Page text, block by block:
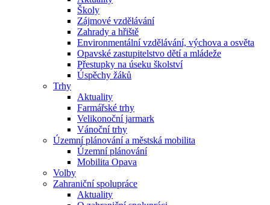
Školy
Zájmové vzdělávání
Zahrady a hřiště
Environmentální vzdělávání, výchova a osvěta
Opavské zastupitelstvo dětí a mládeže
Přestupky na úseku školství
Úspěchy žáků
Trhy
Aktuality
Farmářské trhy
Velikonoční jarmark
Vánoční trhy
Územní plánování a městská mobilita
Územní plánování
Mobilita Opava
Volby
Zahraniční spolupráce
Aktuality